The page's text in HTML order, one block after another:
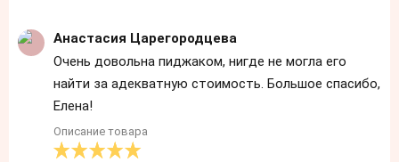
Анастасия Царегородцева
Очень довольна пиджаком, нигде не могла его
найти за адекватную стоимость. Большое спасибо,
Елена!
Описание товара